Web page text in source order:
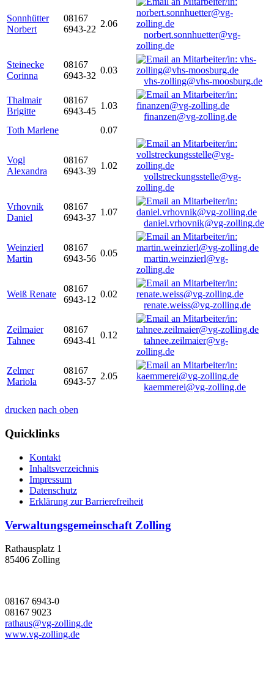
Sonnhütter
Norbert
08167
6943-22
2.06
norbert.sonnhuetter@vg-
zolling.de
Steinecke
Corinna
08167
6943-32
0.03
vhs-zolling@vhs-moosburg.de
Thalmair
Brigitte
08167
6943-45
1.03
finanzen@vg-zolling.de
Toth Marlene
0.07
Vogl
Alexandra
08167
6943-39
1.02
vollstreckungsstelle@vg-
zolling.de
Vrhovnik
Daniel
08167
6943-37
1.07
daniel.vrhovnik@vg-zolling.de
Weinzierl
Martin
08167
6943-56
0.05
martin.weinzierl@vg-
zolling.de
Weiß Renate
08167
6943-12
0.02
renate.weiss@vg-zolling.de
Zeilmaier
Tahnee
08167
6943-41
0.12
tahnee.zeilmaier@vg-
zolling.de
Zelmer
Mariola
08167
6943-57
2.05
kaemmerei@vg-zolling.de
drucken nach oben
Quicklinks
Kontakt
Inhaltsverzeichnis
Impressum
Datenschutz
Erklärung zur Barrierefreiheit
Verwaltungsgemeinschaft Zolling
Rathausplatz 1
85406 Zolling
08167 6943-0
08167 9023
rathaus@vg-zolling.de
www.vg-zolling.de